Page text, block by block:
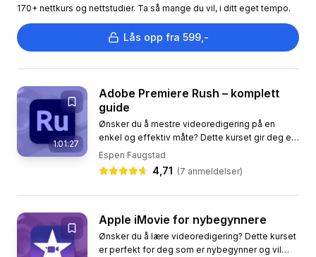
170+ nettkurs og nettstudier. Ta så mange du vil, i ditt eget tempo.
Lås opp fra 599,-
1:01:27
Adobe Premiere Rush – komplett
guide
Ønsker du å mestre videoredigering på en
enkel og effektiv måte? Dette kurset gir deg en
komplett guide til hvordan du bruker Adobe
Premiere Rush. Programmet,...
Espen Faugstad
4,71 (7 anmeldelser)
Apple iMovie for nybegynnere
Ønsker du å lære videoredigering? Dette kurset
er perfekt for deg som er nybegynner og vil